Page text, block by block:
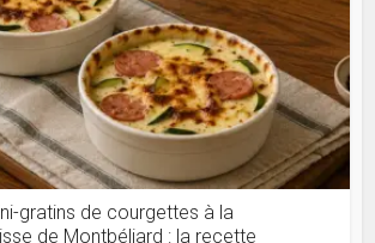
gratins de courgettes à la
de Montbéliard : la recette